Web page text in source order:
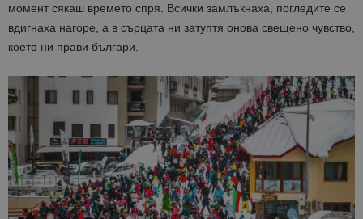
момент сякаш времето спря. Всички замлъкнаха, погледите се
вдигнаха нагоре, а в сърцата ни затуптя онова свещено чувство,
което ни прави българи.